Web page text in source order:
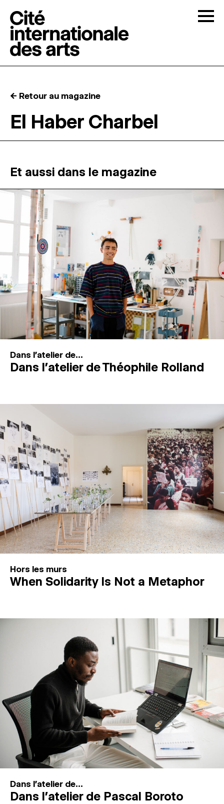
RÉSIDENCES ↓
ATELIERS OUVERTS
PROGRAMMATION
MAGAZINE
ESPACES DE PRATIQUE ARTISTIQUE ↓
Recherche
Connexion
← Retour au magazine
El Haber Charbel
Et aussi dans le magazine
Dans l'atelier de...
Dans l’atelier de Théophile Rolland
Hors les murs
When Solidarity Is Not a Metaphor
Dans l'atelier de...
Dans l’atelier de Pascal Boroto